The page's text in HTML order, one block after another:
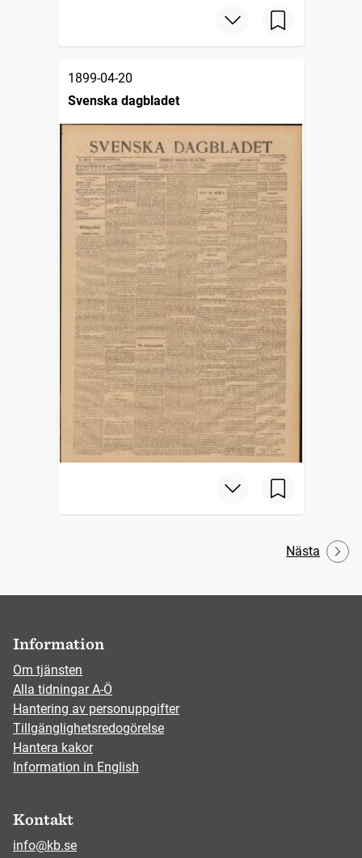
1899-04-20
Svenska dagbladet
Nästa
Information
Om tjänsten
Alla tidningar A-Ö
Hantering av personuppgifter
Tillgänglighetsredogörelse
Hantera kakor
Information in English
Kontakt
info@kb.se